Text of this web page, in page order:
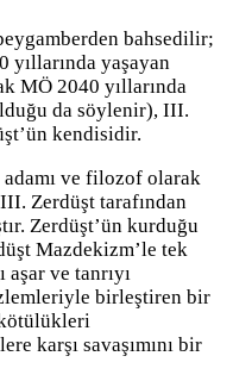
bahsedilir;
yıllarında yaşayan
MÖ 2040 yıllarında
da söylenir), III.
kendisidir.
ve filozof olarak
Zerdüşt tarafından
Zerdüşt’ün kurduğu
Mazdekizm’le tek
aşar ve tanrıyı
birleştiren bir
karşı savaşımını bir